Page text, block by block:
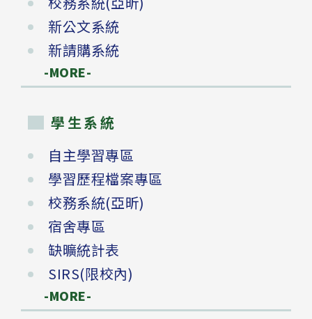
新公文系統
新請購系統
-MORE-
學生系統
自主學習專區
學習歷程檔案專區
校務系統(亞昕)
宿舍專區
缺曠統計表
SIRS(限校內)
-MORE-